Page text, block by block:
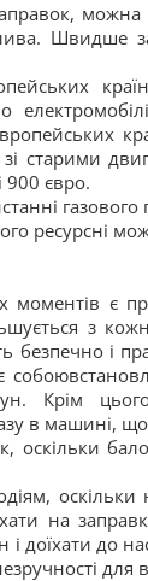
можна
Швидше
старими
євро.
ресурсні
є
з
безпечно і
Крім
в машині,
оскільки
оскільки
на
до
для